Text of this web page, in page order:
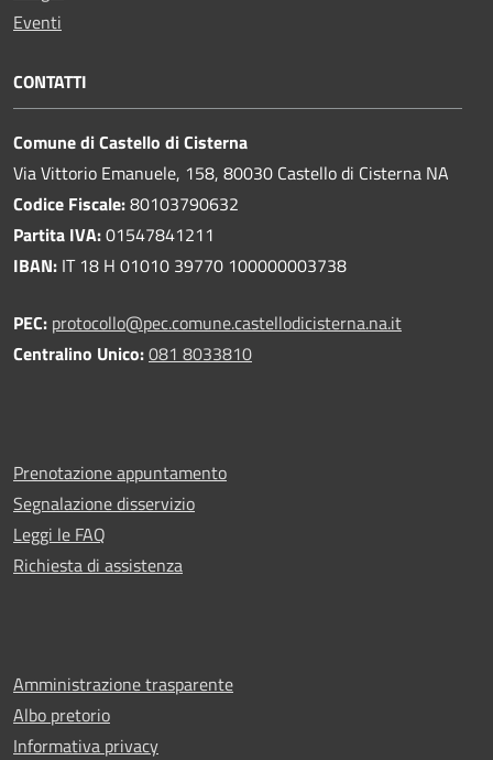
Eventi
CONTATTI
Comune di Castello di Cisterna
Via Vittorio Emanuele, 158, 80030 Castello di Cisterna NA
Codice Fiscale:80103790632
Partita IVA:01547841211
IBAN: IT 18 H 01010 39770 100000003738
PEC: protocollo@pec.comune.castellodicisterna.na.it
Centralino Unico:081 8033810
Prenotazione appuntamento
Segnalazione disservizio
Leggi le FAQ
Richiesta di assistenza
Amministrazione trasparente
Albo pretorio
Informativa privacy